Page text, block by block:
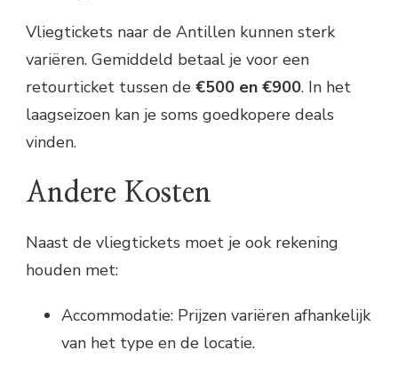
Vliegtickets naar de Antillen kunnen sterk
variëren. Gemiddeld betaal je voor een
retourticket tussen de €500 en €900. In het
laagseizoen kan je soms goedkopere deals
vinden.
Andere Kosten
Naast de vliegtickets moet je ook rekening
houden met:
Accommodatie: Prijzen variëren afhankelijk
van het type en de locatie.